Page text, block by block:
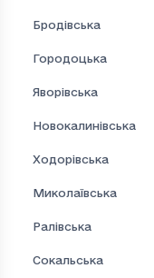
Бродівська
Городоцька
Яворівська
Новокалинівська
Ходорівська
Миколаївська
Ралівська
Сокальська